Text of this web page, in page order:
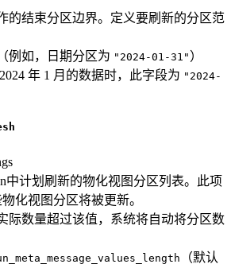
的结束分区边界。定义要刷新的分区范
例如，日期分区为 "2024-01-31" ）
年 1 月的数据时，此字段为 "2024-
中计划刷新的物化视图分区列表。此项
化视图分区将被更新。
际数量超过该值，系统将自动将分区数
（默认